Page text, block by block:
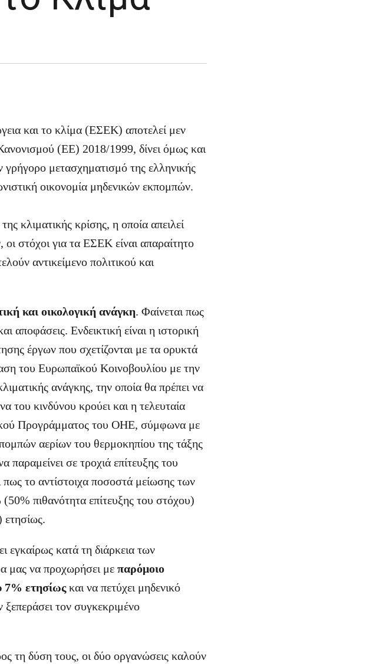
και το κλίμα (ΕΣΕΚ) αποτελεί μεν
(ΕΕ) 2018/1999, δίνει όμως και
γρήγορο μετασχηματισμό της ελληνικής
οικονομία μηδενικών εκπομπών.
κλιματικής κρίσης, η οποία απειλεί
στόχοι για τα ΕΣΕΚ είναι απαραίτητο
αντικείμενο πολιτικού και
και οικολογική ανάγκη. Φαίνεται πως
αποφάσεις. Ενδεικτική είναι η ιστορική
έργων που σχετίζονται με τα ορυκτά
του Ευρωπαϊκού Κοινοβουλίου με την
ανάγκης, την οποία θα πρέπει να
κινδύνου κρούει και η τελευταία
Προγράμματος του ΟΗΕ, σύμφωνα με
αερίων του θερμοκηπίου της τάξης
σε τροχιά επίτευξης του
το αντίστοιχα ποσοστά μείωσης των
πιθανότητα επίτευξης του στόχου)
ετησίως.
εγκαίρως κατά τη διάρκεια των
μας να προχωρήσει με παρόμοιο
7% ετησίωςκαι να πετύχει μηδενικό
τον συγκεκριμένο
τη δύση τους, οι δύο οργανώσεις καλούν